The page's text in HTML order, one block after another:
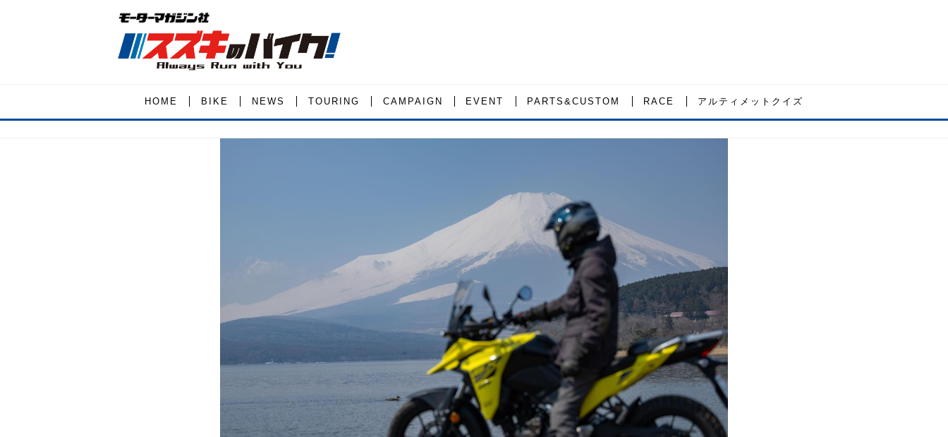
HOME BIKE NEWS TOURING CAMPAIGN EVENT PARTS&CUSTOM RACE アルティメットクイズ